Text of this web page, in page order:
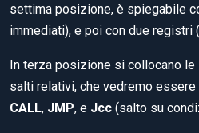
settima posizione, è spiegabile
immediati), e poi con due registri
In terza posizione si collocano
salti relativi, che vedremo
CALL, JMP, e Jcc (salto su